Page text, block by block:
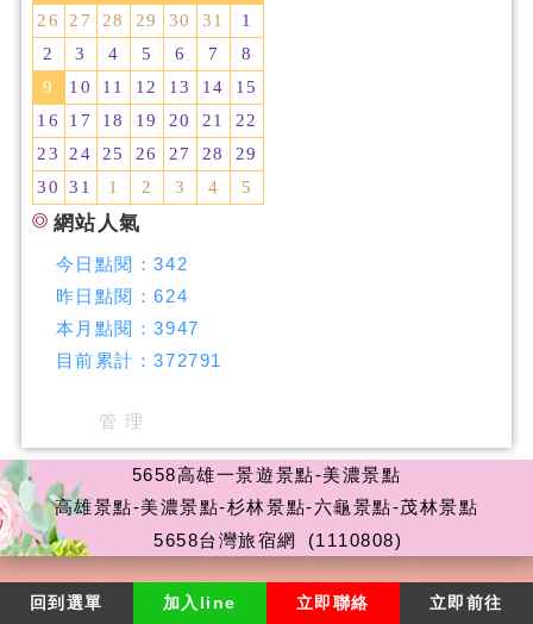
26 27 28 29 30 31
1
2
3 4 5 6 7
8
9
10 11 12 13 14
15
16
17 18 19 20 21
22
23
24 25 26 27 28
29
30
31 1 2 3 4 5
網站人氣
今日點閱：342
昨日點閱：624
本月點閱：3947
目前累計：372791
管 理
5658高雄一景遊景點-美濃景點
高雄景點-美濃景點-杉林景點-六龜景點-茂林景點
5658台灣旅宿網 (1110808)
回到選單 加入line 立即聯絡 立即前往